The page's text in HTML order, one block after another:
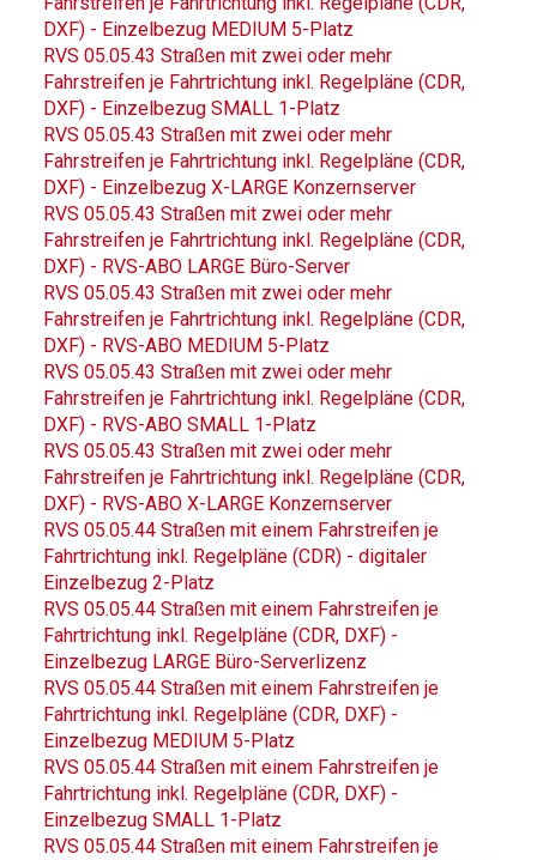
DXF) - Einzelbezug MEDIUM 5-Platz
RVS 05.05.43 Straßen mit zwei oder mehr
Fahrstreifen je Fahrtrichtung inkl. Regelpläne (CDR,
DXF) - Einzelbezug SMALL 1-Platz
RVS 05.05.43 Straßen mit zwei oder mehr
Fahrstreifen je Fahrtrichtung inkl. Regelpläne (CDR,
DXF) - Einzelbezug X-LARGE Konzernserver
RVS 05.05.43 Straßen mit zwei oder mehr
Fahrstreifen je Fahrtrichtung inkl. Regelpläne (CDR,
DXF) - RVS-ABO LARGE Büro-Server
RVS 05.05.43 Straßen mit zwei oder mehr
Fahrstreifen je Fahrtrichtung inkl. Regelpläne (CDR,
DXF) - RVS-ABO MEDIUM 5-Platz
RVS 05.05.43 Straßen mit zwei oder mehr
Fahrstreifen je Fahrtrichtung inkl. Regelpläne (CDR,
DXF) - RVS-ABO SMALL 1-Platz
RVS 05.05.43 Straßen mit zwei oder mehr
Fahrstreifen je Fahrtrichtung inkl. Regelpläne (CDR,
DXF) - RVS-ABO X-LARGE Konzernserver
RVS 05.05.44 Straßen mit einem Fahrstreifen je
Fahrtrichtung inkl. Regelpläne (CDR) - digitaler
Einzelbezug 2-Platz
RVS 05.05.44 Straßen mit einem Fahrstreifen je
Fahrtrichtung inkl. Regelpläne (CDR, DXF) -
Einzelbezug LARGE Büro-Serverlizenz
RVS 05.05.44 Straßen mit einem Fahrstreifen je
Fahrtrichtung inkl. Regelpläne (CDR, DXF) -
Einzelbezug MEDIUM 5-Platz
RVS 05.05.44 Straßen mit einem Fahrstreifen je
Fahrtrichtung inkl. Regelpläne (CDR, DXF) -
Einzelbezug SMALL 1-Platz
RVS 05.05.44 Straßen mit einem Fahrstreifen je